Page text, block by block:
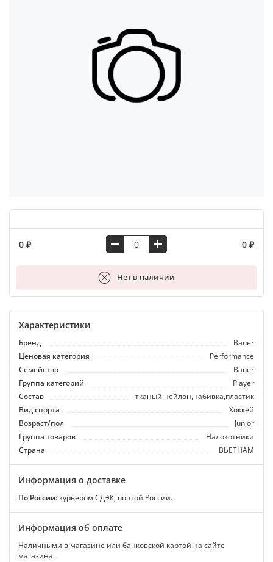
0 ₽ 0 ₽
Нет в наличии
В корзину
Характеристики
Бренд
Bauer
Ценовая категория
Performance
Семейство
Bauer
Группа категорий
Player
Состав
тканый нейлон,набивка,пластик
Вид спорта
Хоккей
Возраст/пол
Junior
Группа товаров
Налокотники
Страна
ВЬЕТНАМ
Информация о доставке
По России: курьером СДЭК, почтой России.
Информация об оплате
Наличными в магазине или банковской картой на сайте
магазина.